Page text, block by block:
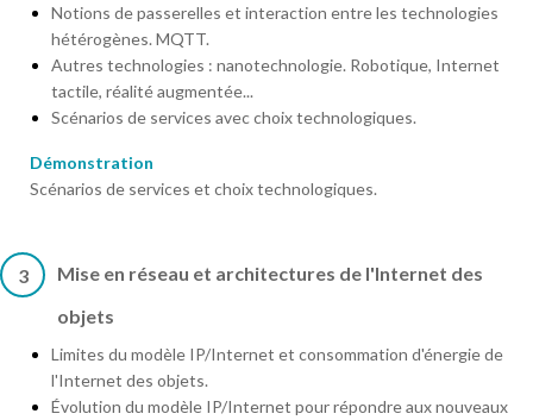
Notions de passerelles et interaction entre les technologies
hétérogènes. MQTT.
Autres technologies : nanotechnologie. Robotique, Internet
tactile, réalité augmentée...
Scénarios de services avec choix technologiques.
Démonstration
Scénarios de services et choix technologiques.
3
Mise en réseau et architectures de l'Internet des
objets
Limites du modèle IP/Internet et consommation d'énergie de
l'Internet des objets.
Évolution du modèle IP/Internet pour répondre aux nouveaux